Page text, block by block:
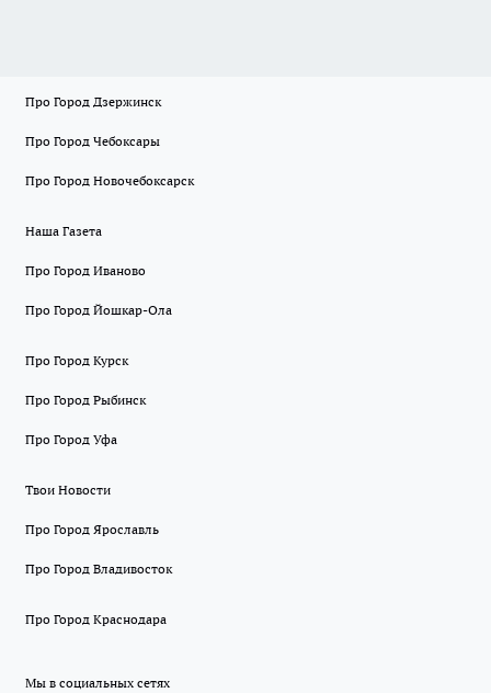
Про Город Дзержинск
Про Город Чебоксары
Про Город Новочебоксарск
Наша Газета
Про Город Иваново
Про Город Йошкар-Ола
Про Город Курск
Про Город Рыбинск
Про Город Уфа
Твои Новости
Про Город Ярославль
Про Город Владивосток
Про Город Краснодара
Мы в социальных сетях